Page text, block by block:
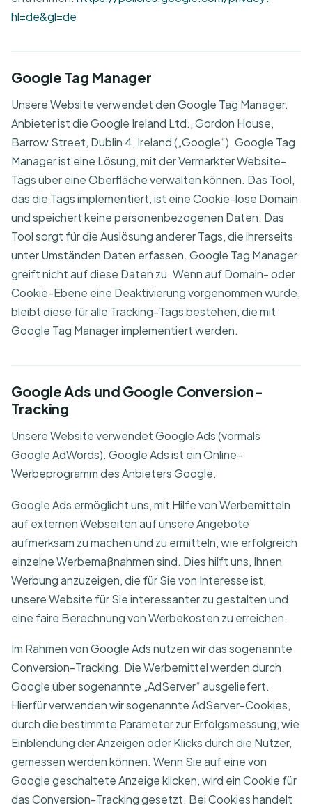
hl=de&gl=de
Google Tag Manager
Unsere Website verwendet den Google Tag Manager.
Anbieter ist die Google Ireland Ltd., Gordon House,
Barrow Street, Dublin 4, Ireland („Google“). Google Tag
Manager ist eine Lösung, mit der Vermarkter Website-
Tags über eine Oberfläche verwalten können. Das Tool,
das die Tags implementiert, ist eine Cookie-lose Domain
und speichert keine personenbezogenen Daten. Das
Tool sorgt für die Auslösung anderer Tags, die ihrerseits
unter Umständen Daten erfassen. Google Tag Manager
greift nicht auf diese Daten zu. Wenn auf Domain- oder
Cookie-Ebene eine Deaktivierung vorgenommen wurde,
bleibt diese für alle Tracking-Tags bestehen, die mit
Google Tag Manager implementiert werden.
Google Ads und Google Conversion-
Tracking
Unsere Website verwendet Google Ads (vormals
Google AdWords). Google Ads ist ein Online-
Werbeprogramm des Anbieters Google.
Google Ads ermöglicht uns, mit Hilfe von Werbemitteln
auf externen Webseiten auf unsere Angebote
aufmerksam zu machen und zu ermitteln, wie erfolgreich
einzelne Werbemaßnahmen sind. Dies hilft uns, Ihnen
Werbung anzuzeigen, die für Sie von Interesse ist,
unsere Website für Sie interessanter zu gestalten und
eine faire Berechnung von Werbekosten zu erreichen.
Im Rahmen von Google Ads nutzen wir das sogenannte
Conversion-Tracking. Die Werbemittel werden durch
Google über sogenannte „AdServer“ ausgeliefert.
Hierfür verwenden wir sogenannte AdServer-Cookies,
durch die bestimmte Parameter zur Erfolgsmessung, wie
Einblendung der Anzeigen oder Klicks durch die Nutzer,
gemessen werden können. Wenn Sie auf eine von
Google geschaltete Anzeige klicken, wird ein Cookie für
das Conversion-Tracking gesetzt. Bei Cookies handelt